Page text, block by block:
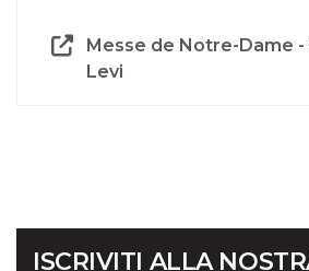
Messe de Notre-Dame
Levi
ISCRIVITI ALLA